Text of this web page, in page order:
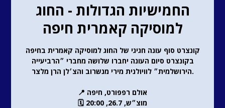
החמישיות הגדולות - החוג
למוסיקה קאמרית חיפה
קונצרט סוף עונה חגיגי של החוג למוסיקה קאמרית בחיפה
בקונצרט סיום העונה יחברו שלושה מחברי ״הרביעייה
הירושלמית״ לוויולנית מירי מנשרוב והצ׳לן הרן מלצר.
📍 אולם רפפורט, חיפה
🗓️ מוצ״ש, 26.7, 20:00